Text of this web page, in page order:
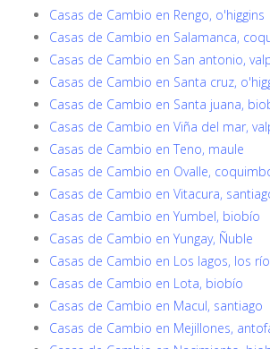
Casas de Cambio en Rengo, o'higgins
Casas de Cambio en Salamanca,
Casas de Cambio en San antonio,
Casas de Cambio en Santa cruz,
Casas de Cambio en Santa juana,
Casas de Cambio en Viña del mar,
Casas de Cambio en Teno, maule
Casas de Cambio en Ovalle,
Casas de Cambio en Vitacura,
Casas de Cambio en Yumbel, biobío
Casas de Cambio en Yungay, Ñuble
Casas de Cambio en Los lagos, los
Casas de Cambio en Lota, biobío
Casas de Cambio en Macul, santiago
Casas de Cambio en Mejillones,